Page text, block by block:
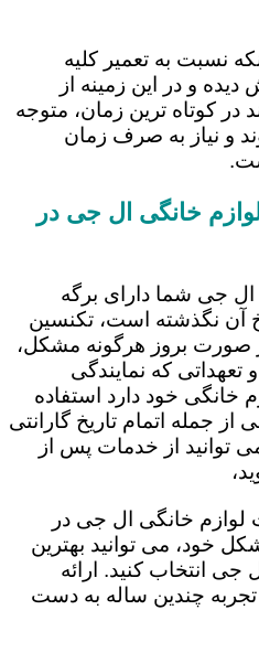
نسبت به تعمیر کلیه
و در این زمینه از
در کوتاه ترین زمان، متوجه
و نیاز به صرف زمان
خانگی ال جی در
جی شما دارای برگه
آن نگذشته است، تکنسین
صورت بروز هرگونه مشکل،
تعهداتی که نمایندگی
خود دارد استفاده
از جمله اتمام تاریخ گارانتی
توانید از خدمات پس از
لوازم خانگی ال جی در
خود، می توانید بهترین
جی انتخاب کنید. ارائه
چندین ساله به دست